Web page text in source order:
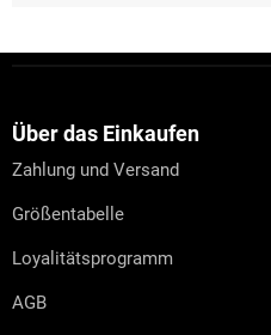
Über das Einkaufen
Zahlung und Versand
Größentabelle
Loyalitätsprogramm
AGB